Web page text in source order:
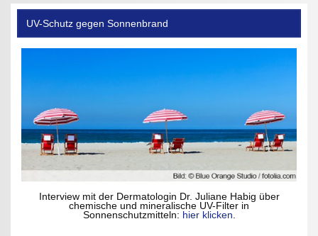
UV-Schutz gegen Sonnenbrand
Interview mit der Dermatologin Dr. Juliane Habig über
chemische und mineralische UV-Filter in
Sonnenschutzmitteln: hier klicken.